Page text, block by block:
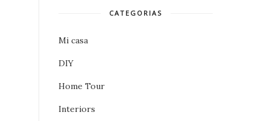
CATEGORIAS
Mi casa
DIY
Home Tour
Interiors